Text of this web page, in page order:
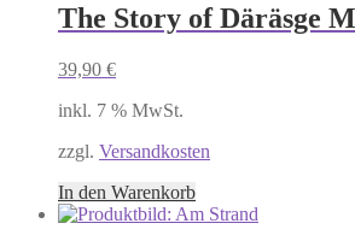
The Story of Däräsge
39,90 €
inkl. 7 % MwSt.
zzgl. Versandkosten
In den Warenkorb